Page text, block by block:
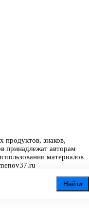
Найти
знаков,
принадлежат авторам
материалов